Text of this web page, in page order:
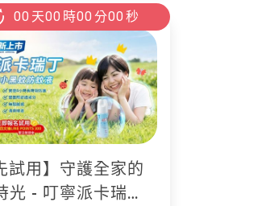
00 天00 時00 分00 秒
試用】守護全家的
光 - 叮寧派卡瑞丁